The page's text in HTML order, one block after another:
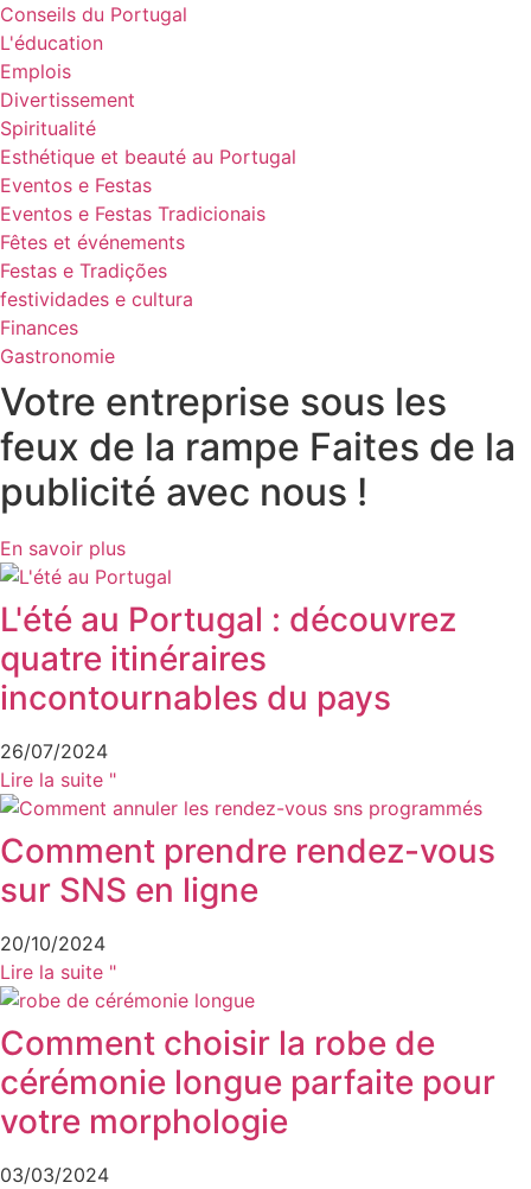
Conseils du Portugal
L'éducation
Emplois
Divertissement
Spiritualité
Esthétique et beauté au Portugal
Eventos e Festas
Eventos e Festas Tradicionais
Fêtes et événements
Festas e Tradições
festividades e cultura
Finances
Gastronomie
Votre entreprise sous les
feux de la rampe Faites de la
publicité avec nous !
En savoir plus
L'été au Portugal : découvrez
quatre itinéraires
incontournables du pays
26/07/2024
Lire la suite "
Comment prendre rendez-vous
sur SNS en ligne
20/10/2024
Lire la suite "
Comment choisir la robe de
cérémonie longue parfaite pour
votre morphologie
03/03/2024